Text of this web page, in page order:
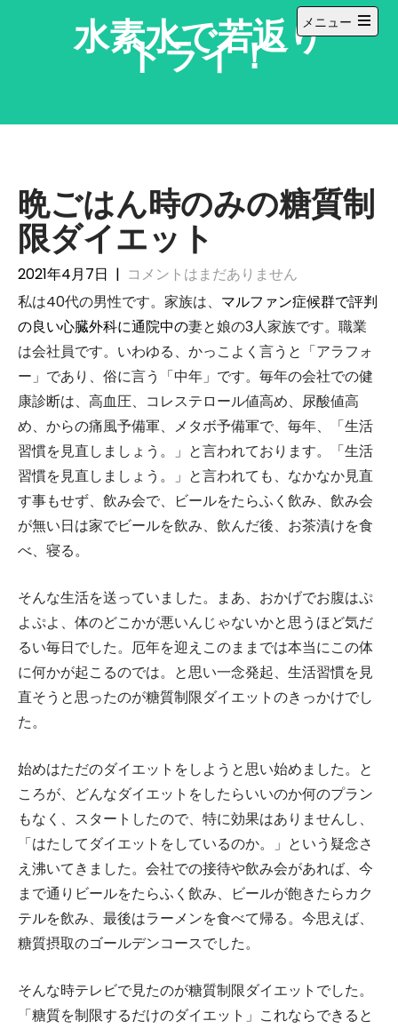
水素水で若返り
トライ！
メニュー
メ
晩ごはん時のみの糖質制
限ダイエット
2021年4月7日 | コメントはまだありません
私は40代の男性です。家族は、 マルファン症候群で評判
の良い心臓外科に通院中の妻と娘の3人家族です。職業
は会社員です。いわゆる、かっこよく言うと「アラフォ
ー」であり、俗に言う「中年」です。毎年の会社での健
康診断は、高血圧、コレステロール値高め、尿酸値高
め、からの痛風予備軍、メタボ予備軍で、毎年、「生活
習慣を見直しましょう。」と言われております。「生活
習慣を見直しましょう。」と言われても、なかなか見直
す事もせず、飲み会で、ビールをたらふく飲み、飲み会
が無い日は家でビールを飲み、飲んだ後、お茶漬けを食
べ、寝る。
そんな生活を送っていました。まあ、おかげでお腹はぷ
よぷよ、体のどこかが悪いんじゃないかと思うほど気だ
るい毎日でした。厄年を迎えこのままでは本当にこの体
に何かが起こるのでは。と思い一念発起、生活習慣を見
直そうと思ったのが糖質制限ダイエットのきっかけでし
た。
始めはただのダイエットをしようと思い始めました。と
ころが、どんなダイエットをしたらいいのか何のプラン
もなく、スタートしたので、特に効果はありませんし、
「はたしてダイエットをしているのか。」という疑念さ
え沸いてきました。会社での接待や飲み会があれば、今
まで通りビールをたらふく飲み、ビールが飽きたらカク
テルを飲み、最後はラーメンを食べて帰る。今思えば、
糖質摂取のゴールデンコースでした。
そんな時テレビで見たのが糖質制限ダイエットでした。
「糖質を制限するだけのダイエット」これならできると